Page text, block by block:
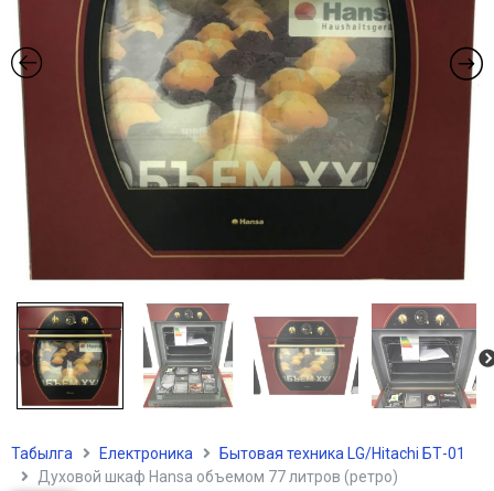
Табылга Електроника
Бытовая техника LG/Hitachi БТ-01
Духовой шкаф Hansa объемом 77 литров (ретро)